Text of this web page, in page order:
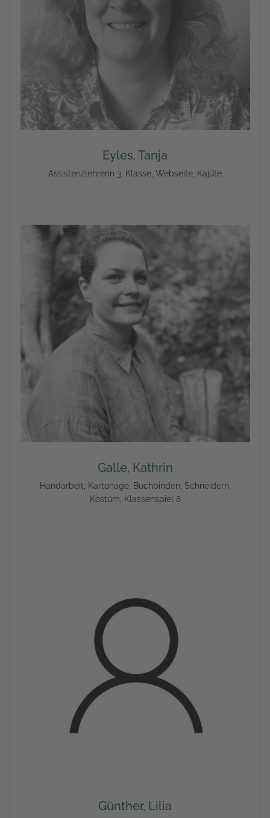
Eyles, Tanja
Assistenzlehrerin 3. Klasse, Webseite, Kajüte
Galle, Kathrin
Handarbeit, Kartonage, Buchbinden, Schneidern,
Kostüm, Klassenspiel 8
Günther, Lilia